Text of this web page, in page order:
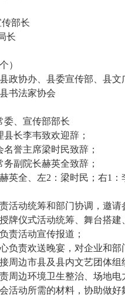
部长
长
）
政协办、县委宣传部、县
书法家协会
委、宣传部部长
长李韦致欢迎辞；
誉主席梁时民致辞；
副院长赫英全致辞；
英全、左2：梁时民；右1：
活动统筹和部门协调，邀请
牌仪式活动统筹、舞台搭
责活动宣传报道；
负责欢送晚宴，对企业和部
周边市县及县内文艺团体组
周边环境卫生整治、场地
活动所需的材料，协助做好